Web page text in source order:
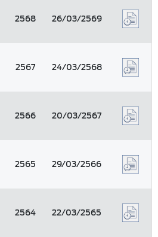
2568 26/03/2569
2567 24/03/2568
2566 20/03/2567
2565 29/03/2566
2564 22/03/2565